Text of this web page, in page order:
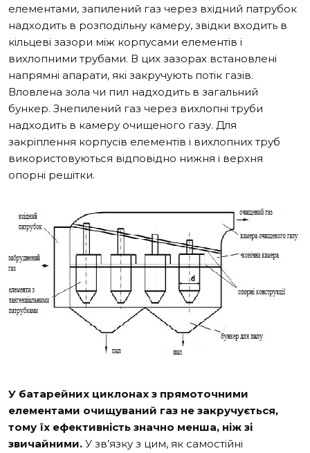
елементами, запилений газ через вхідний патрубок
надходить в розподільну камеру, звідки входить в
кільцеві зазори між корпусами елементів і
вихлопними трубами. В цих зазорах встановлені
напрямні апарати, які закручують потік газів.
Вловлена зола чи пил надходить в загальний
бункер. Знепилений газ через вихлопні труби
надходить в камеру очищеного газу. Для
закріплення корпусів елементів і вихлопних труб
використовуються відповідно нижня і верхня
опорні решітки.
У батарейних циклонах з прямоточними
елементами очищуваний газ не закручується,
тому їх ефективність значно менша, ніж зі
звичайними. У зв’язку з цим, як самостійні